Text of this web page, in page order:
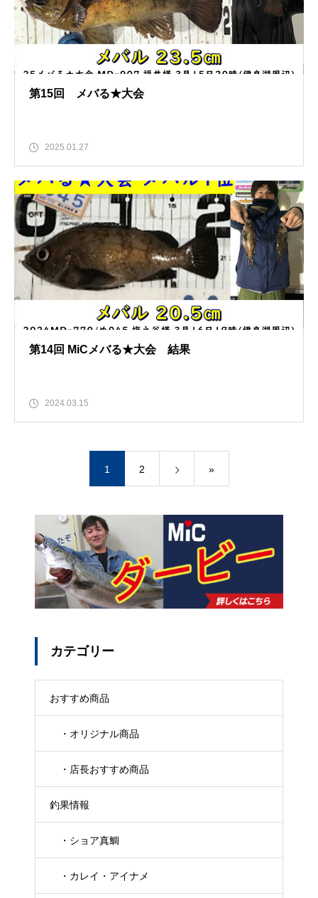
第15回 メバる★大会
2025.01.27
第14回 MiCメバる★大会 結果
2024.03.15
1 2 »
カテゴリー
おすすめ商品
・オリジナル商品
・店長おすすめ商品
釣果情報
・ショア真鯛
・カレイ・アイナメ